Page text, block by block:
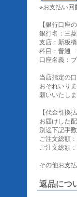
※お支払い回
【銀行口座
銀行名：三
支店：新板
科目：普通
口座名義：
当店指定の
おそれいり
願いいたし
【代金引換払
お届けした
別途下記手
ご注文総額
ご注文総額
その他お支
返品につ